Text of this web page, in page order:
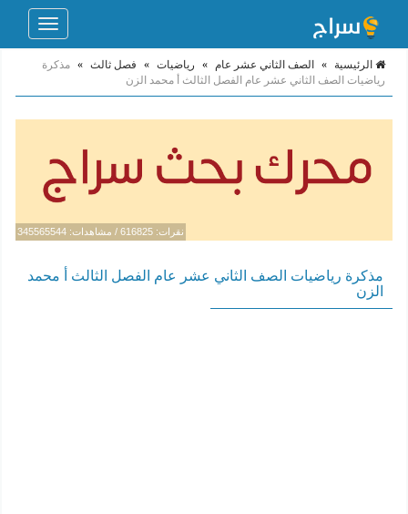
Toggle
الرئيسية » الصف الثاني عشر عام » رياضيات » فصل ثالث » مذكرة
رياضيات الصف الثاني عشر عام الفصل الثالث أ محمد الزن
نقرات: 616825 / مشاهدات: 345565544
مذكرة رياضيات الصف الثاني عشر عام الفصل الثالث أ محمد
الزن